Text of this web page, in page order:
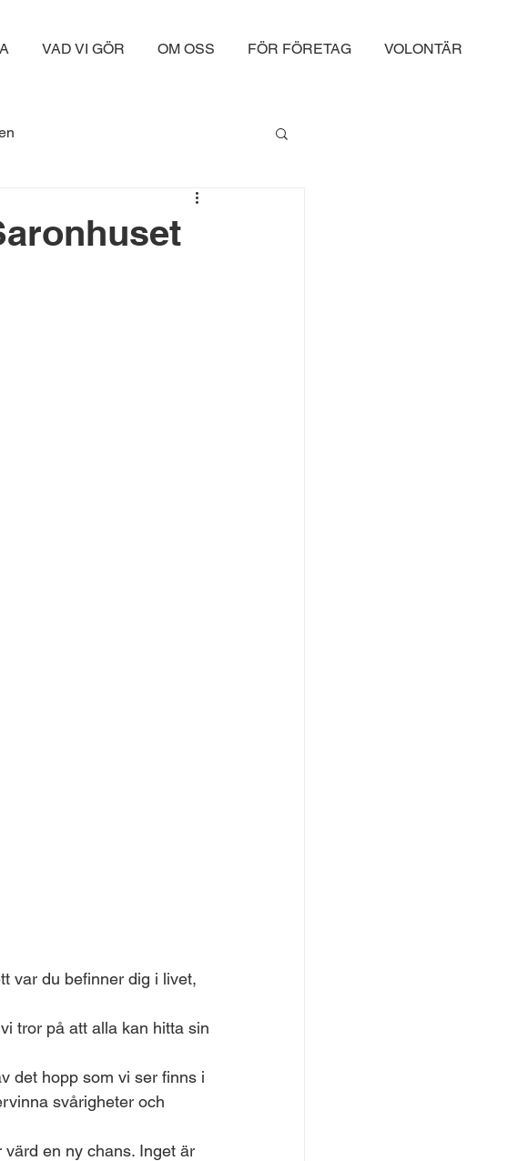
VAD VI GÖR OM OSS FÖR FÖRETAG VOLONTÄR
var du befinner dig i livet,
tror på att alla kan hitta sin
det hopp som vi ser finns i
svårigheter och
en ny chans. Inget är